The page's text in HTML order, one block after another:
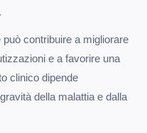
contribuire a migliorare
e a favorire una
clinico dipende
della malattia e dalla